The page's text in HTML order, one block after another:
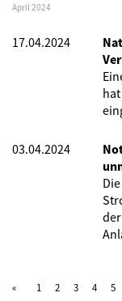
April 2024
17.04.2024
03.04.2024
1 2 3 4 5